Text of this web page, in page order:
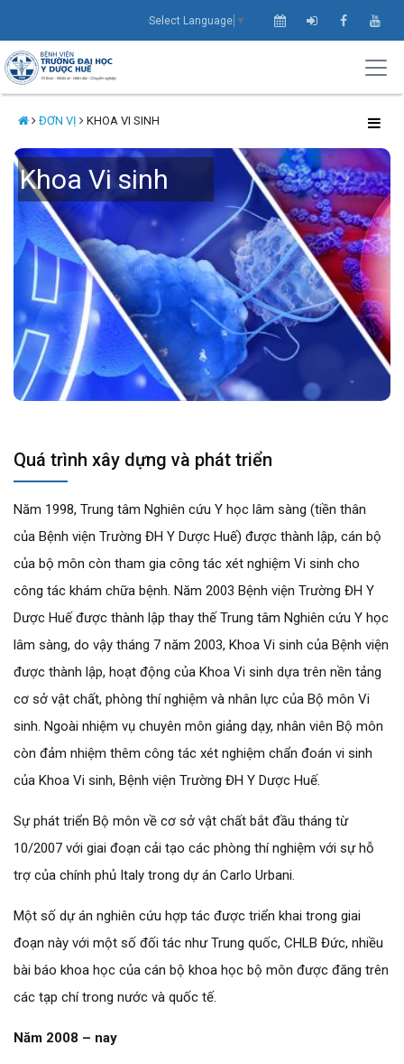
Select Language ▼
ĐƠN VỊ KHOA VI SINH
Khoa Vi sinh
Quá trình xây dựng và phát triển
Năm 1998, Trung tâm Nghiên cứu Y học lâm sàng (tiền thân
của Bệnh viện Trường ĐH Y Dược Huế) được thành lập, cán bộ
của bộ môn còn tham gia công tác xét nghiệm Vi sinh cho
công tác khám chữa bệnh. Năm 2003 Bệnh viện Trường ĐH Y
Dược Huế được thành lập thay thế Trung tâm Nghiên cứu Y học
lâm sàng, do vậy tháng 7 năm 2003, Khoa Vi sinh của Bệnh viện
được thành lập, hoạt động của Khoa Vi sinh dựa trên nền tảng
cơ sở vật chất, phòng thí nghiệm và nhân lực của Bộ môn Vi
sinh. Ngoài nhiệm vụ chuyên môn giảng dạy, nhân viên Bộ môn
còn đảm nhiệm thêm công tác xét nghiệm chẩn đoán vi sinh
của Khoa Vi sinh, Bệnh viện Trường ĐH Y Dược Huế.
Sự phát triển Bộ môn về cơ sở vật chất bắt đầu tháng từ
10/2007 với giai đoạn cải tạo các phòng thí nghiệm với sự hỗ
trợ của chính phủ Italy trong dự án Carlo Urbani.
Một số dự án nghiên cứu hợp tác được triển khai trong giai
đoạn này với một số đối tác như Trung quốc, CHLB Đức, nhiều
bài báo khoa học của cán bộ khoa học bộ môn được đăng trên
các tạp chí trong nước và quốc tế.
Năm 2008 – nay